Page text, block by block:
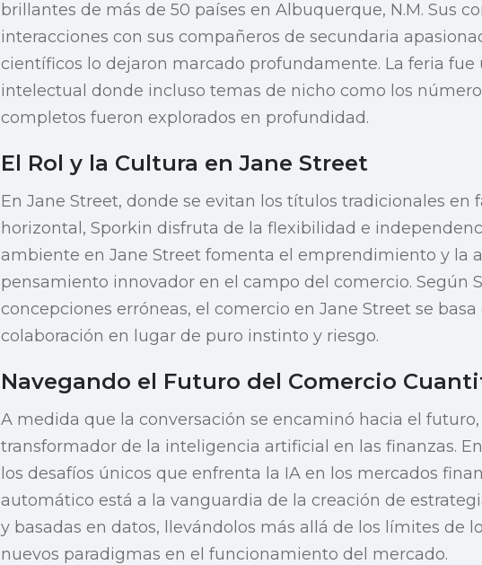
brillantes de más de 50 países en Albuquerque, N.M. Sus
interacciones con sus compañeros de secundaria
científicos lo dejaron marcado profundamente. La feria fue
intelectual donde incluso temas de nicho como los
completos fueron explorados en profundidad.
El Rol y la Cultura en Jane Street
En Jane Street, donde se evitan los títulos tradicionales en
horizontal, Sporkin disfruta de la flexibilidad e
ambiente en Jane Street fomenta el emprendimiento y la
pensamiento innovador en el campo del comercio. Según
concepciones erróneas, el comercio en Jane Street se
colaboración en lugar de puro instinto y riesgo.
Navegando el Futuro del Comercio
A medida que la conversación se encaminó hacia el
transformador de la inteligencia artificial en las finanzas.
los desafíos únicos que enfrenta la IA en los mercados
automático está a la vanguardia de la creación de
y basadas en datos, llevándolos más allá de los límites de
nuevos paradigmas en el funcionamiento del mercado.